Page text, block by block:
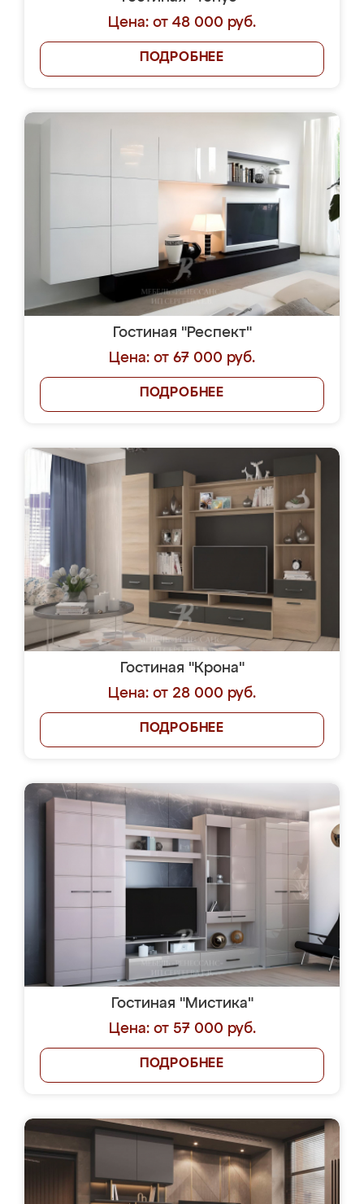
Цена: от 48 000 руб.
ПОДРОБНЕЕ
Гостиная "Респект"
Цена: от 67 000 руб.
ПОДРОБНЕЕ
Гостиная "Крона"
Цена: от 28 000 руб.
ПОДРОБНЕЕ
Гостиная "Мистика"
Цена: от 57 000 руб.
ПОДРОБНЕЕ